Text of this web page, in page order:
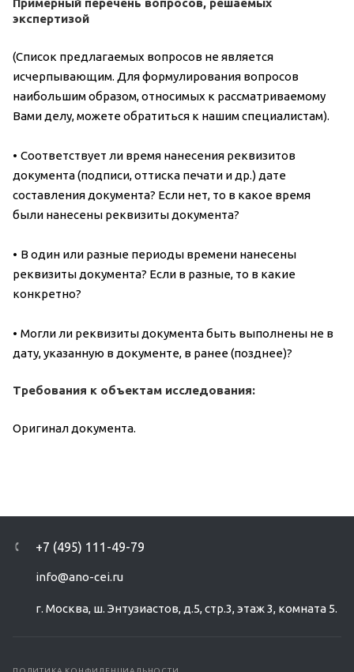
Примерный перечень вопросов, решаемых
экспертизой
(Список предлагаемых вопросов не является
исчерпывающим. Для формулирования вопросов
наибольшим образом, относимых к рассматриваемому
Вами делу, можете обратиться к нашим специалистам).
• Соответствует ли время нанесения реквизитов
документа (подписи, оттиска печати и др.) дате
составления документа? Если нет, то в какое время
были нанесены реквизиты документа?
• В один или разные периоды времени нанесены
реквизиты документа? Если в разные, то в какие
конкретно?
• Могли ли реквизиты документа быть выполнены не в
дату, указанную в документе, в ранее (позднее)?
Требования к объектам исследования:
Оригинал документа.
+7 (495) 111-49-79
info@ano-cei.ru
г. Москва, ш. Энтузиастов, д.5, стр.3, этаж 3, комната 5.